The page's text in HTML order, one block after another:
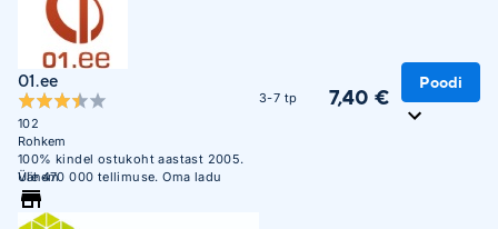
01.ee
102
Rohkem
100% kindel ostukoht aastast 2005.
Üle 470 000 tellimuse. Oma ladu
850m2.
Vähem
3-7 tp 7,40 €
Poodi